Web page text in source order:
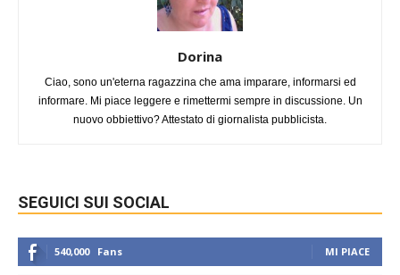
Dorina
Ciao, sono un'eterna ragazzina che ama imparare, informarsi ed
informare. Mi piace leggere e rimettermi sempre in discussione. Un
nuovo obbiettivo? Attestato di giornalista pubblicista.
SEGUICI SUI SOCIAL
540,000 Fans MI PIACE